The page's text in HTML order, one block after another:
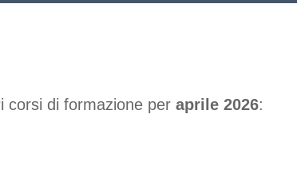
corsi di formazione per aprile 2026: